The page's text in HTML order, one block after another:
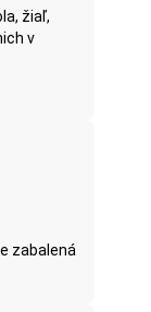
žiaľ,
v
zabalená